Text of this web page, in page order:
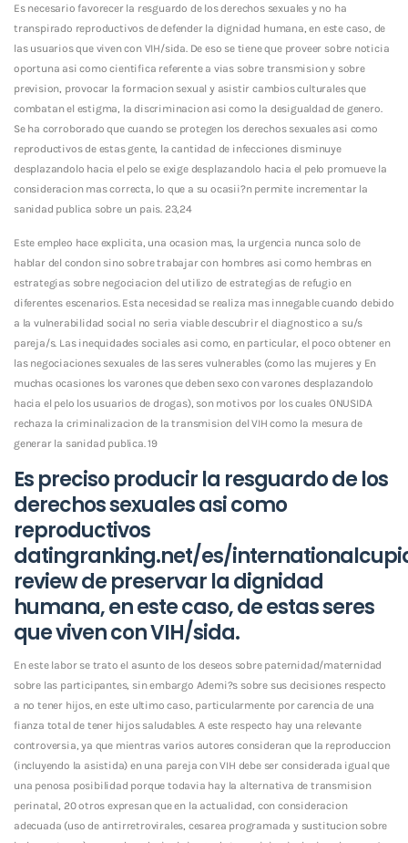
Es necesario favorecer la resguardo de los derechos sexuales y no ha
transpirado reproductivos de defender la dignidad humana, en este caso, de
las usuarios que viven con VIH/sida. De eso se tiene que proveer sobre noticia
oportuna asi­ como cientifica referente a vias sobre transmision y sobre
prevision, provocar la formacion sexual y asistir cambios culturales que
combatan el estigma, la discriminacion asi­ como la desigualdad de genero.
Se ha corroborado que cuando se protegen los derechos sexuales asi­ como
reproductivos de estas gente, la cantidad de infecciones disminuye
desplazandolo hacia el pelo se exige desplazandolo hacia el pelo promueve la
consideracion mas correcta, lo que a su ocasii?n permite incrementar la
sanidad publica sobre un pais. 23,24
Este empleo hace explicita, una ocasion mas, la urgencia nunca solo de
hablar del condon sino sobre trabajar con hombres asi­ como hembras en
estrategias sobre negociacion del utilizo de estrategias de refugio en
diferentes escenarios. Esta necesidad se realiza mas innegable cuando debido
a la vulnerabilidad social no seri­a viable descubrir el diagnostico a su/s
pareja/s. Las inequidades sociales asi­ como, en particular, el poco obtener en
las negociaciones sexuales de las seres vulnerables (como las mujeres y En
muchas ocasiones los varones que deben sexo con varones desplazandolo
hacia el pelo los usuarios de drogas), son motivos por los cuales ONUSIDA
rechaza la criminalizacion de la transmision del VIH como la mesura de
generar la sanidad publica. 19
Es preciso producir la resguardo de los
derechos sexuales asi­ como
reproductivos
datingranking.net/es/
reviewde preservar la dignidad
humana, en este caso, de estas seres
que viven con VIH/sida.
En este labor se trato el asunto de los deseos sobre paternidad/maternidad
sobre las participantes, sin embargo Ademi?s sobre sus decisiones respecto
a no tener hijos, en este ultimo caso, particularmente por carencia de una
fianza total de tener hijos saludables. A este respecto hay una relevante
controversia, ya que mientras varios autores consideran que la reproduccion
(incluyendo la asistida) en una pareja con VIH debe ser considerada igual que
una penosa posibilidad porque todavia hay la alternativa de transmision
perinatal, 20 otros expresan que en la actualidad, con consideracion
adecuada (uso de antirretrovirales, cesarea programada y sustitucion sobre